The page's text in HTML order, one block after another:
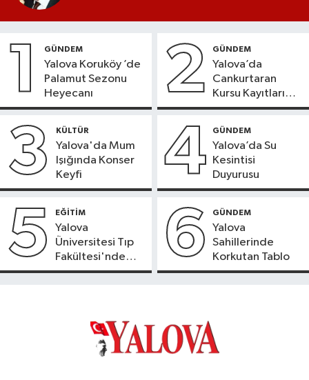
1 GÜNDEM
Yalova Koruköy ’de
Palamut Sezonu
Heyecanı
2 GÜNDEM
Yalova’da
Cankurtaran
Kursu Kayıtları
Başladı
3 KÜLTÜR
Yalova'da Mum
Işığında Konser
Keyfi
4 GÜNDEM
Yalova’da Su
Kesintisi
Duyurusu
5 EĞİTİM
Yalova
Üniversitesi Tıp
Fakültesi'nde
Yeni Dönem
6 GÜNDEM
Yalova
Sahillerinde
Korkutan Tablo